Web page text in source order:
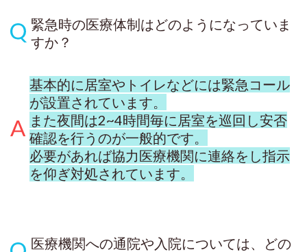
緊急時の医療体制はどのようになっていま
すか？
基本的に居室やトイレなどには緊急コール
が設置されています。
また夜間は2~4時間毎に居室を巡回し安否
確認を行うのが一般的です。
必要があれば協力医療機関に連絡をし指示
を仰ぎ対処されています。
医療機関への通院や入院については、どの